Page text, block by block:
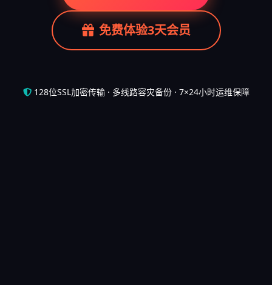
免费体验3天会员
128位SSL加密传输 · 多线路容灾备份 · 7×24小时运维保障